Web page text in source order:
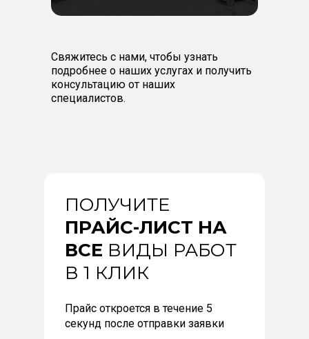
Свяжитесь с нами, чтобы узнать
подробнее о наших услугах и получить
консультацию от наших
специалистов.
ПОЛУЧИТЕ
ПРАЙС-ЛИСТ НА
ВСЕ ВИДЫ РАБОТ
В 1 КЛИК
Прайс откроется в течение 5
секунд после отправки заявки